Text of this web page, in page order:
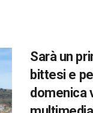
Sarà un
bittesi e
domenica